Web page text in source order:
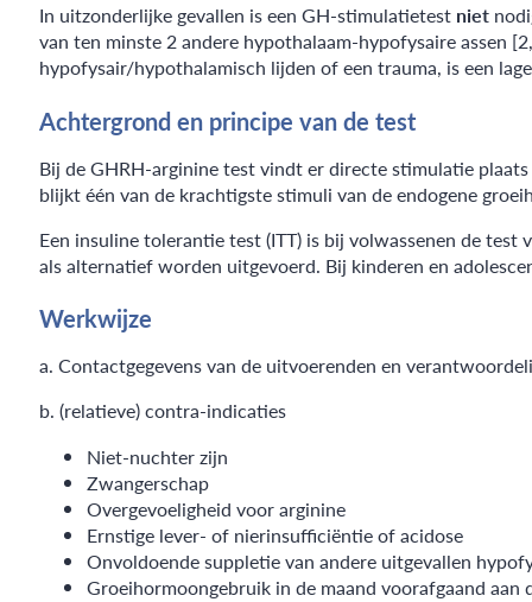
In uitzonderlijke gevallen is een GH-stimulatietest niet
van ten minste 2 andere hypothalaam-hypofysaire assen
hypofysair/hypothalamisch lijden of een trauma, is een
Achtergrond en principe van de test
Bij de GHRH-arginine test vindt er directe stimulatie
blijkt één van de krachtigste stimuli van de endogene
Een insuline tolerantie test (ITT) is bij volwassenen de
als alternatief worden uitgevoerd. Bij kinderen en
Werkwijze
a. Contactgegevens van de uitvoerenden en
b. (relatieve) contra-indicaties
Niet-nuchter zijn
Zwangerschap
Overgevoeligheid voor arginine
Ernstige lever- of nierinsufficiëntie of acidose
Onvoldoende suppletie van andere uitgevallen
Groeihormoongebruik in de maand voorafgaand aan